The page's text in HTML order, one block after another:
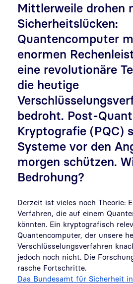
Mittlerweile drohen
Sicherheitslücken:
Quantencomputer
enormen
eine revolutionäre
die heutige
bedroht. Post-
Kryptografie (PQC)
Systeme vor den
morgen schützen.
Bedrohung?
Derzeit ist vieles noch Theorie:
Verfahren, die auf einem
könnten. Ein kryptografisch
Quantencomputer, der unsere
Verschlüsselungsverfahren
jedoch noch nicht. Die
rasche Fortschritte.
Das Bundesamt für Sicherheit